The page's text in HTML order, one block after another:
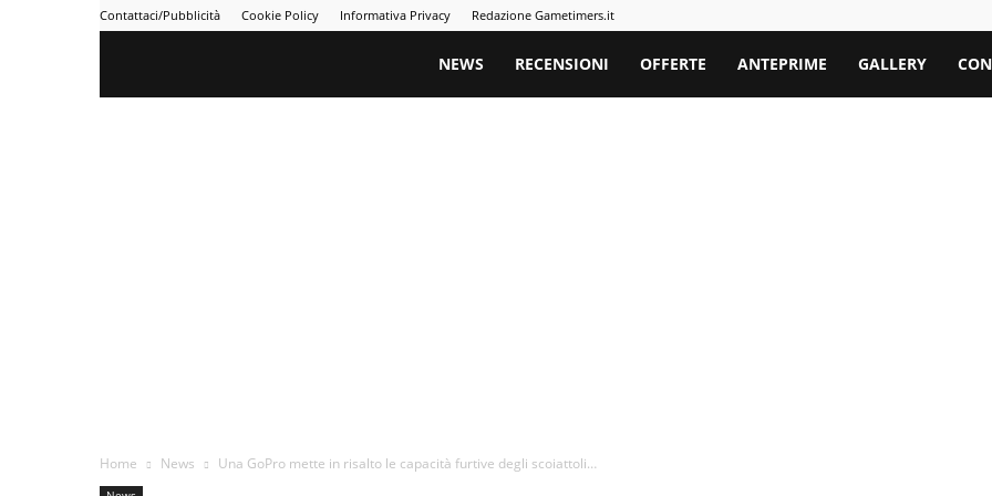
Contattaci/Pubblicità Cookie Policy Informativa Privacy Redazione Gametimers.it
Gametimers
NEWS RECENSIONI OFFERTE ANTEPRIME GALLERY
Home News Una GoPro mette in risalto le capacità furtive degli scoiattoli…